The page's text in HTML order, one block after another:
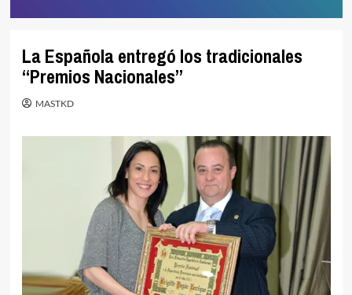
La Española entregó los tradicionales
“Premios Nacionales”
MASTKD